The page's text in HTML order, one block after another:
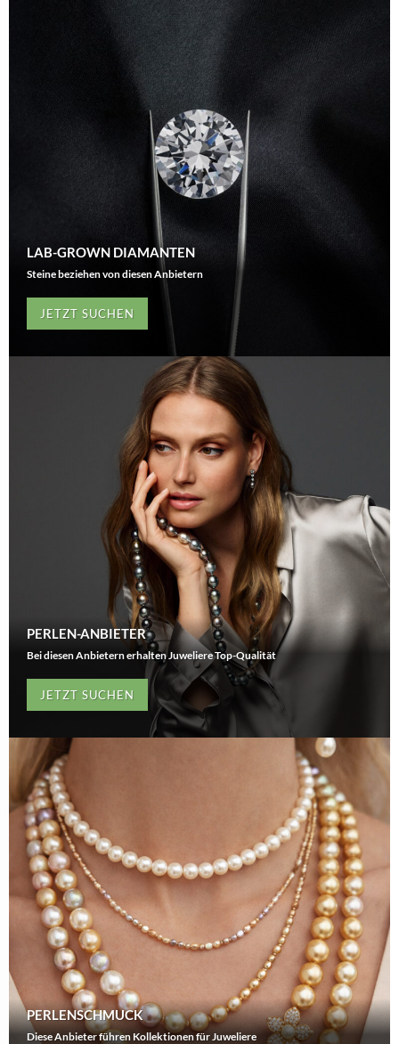
LAB-GROWN DIAMANTEN
Steine beziehen von diesen Anbietern
JETZT SUCHEN
PERLEN-ANBIETER
Bei diesen Anbietern erhalten Juweliere Top-Qualität
JETZT SUCHEN
PERLENSCHMUCK
Diese Anbieter führen Kollektionen für Juweliere